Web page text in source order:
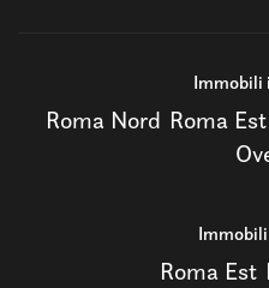
Immobili
Roma Nord Roma Est
Roma Est